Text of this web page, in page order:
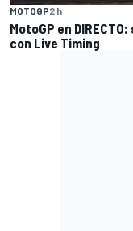
MOTOGP2 h
MotoGP en
con Live Timing